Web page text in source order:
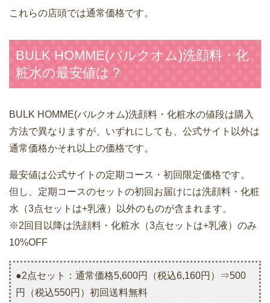
これらの店頭では通常価格です。
BULK HOMME(バルクオム)洗顔料・化
粧水の最安値は？
BULK HOMME(バルクオム)洗顔料・化粧水の値段は購入
方法で異なりますが、いずれにしても、公式サイト以外は
通常価格かそれ以上の価格です。
最安値は公式サイトの定期コース・初回限定価格です。
但し、定期コースのセットの初回お届けには洗顔料・化粧
水（3点セットは+乳液）以外のものが含まれます。
※2回目以降は洗顔料・化粧水（3点セットは+乳液）のみ
10%OFF
●2点セット：通常価格5,600円（税込6,160円）⇒500
円（税込550円）初回送料無料